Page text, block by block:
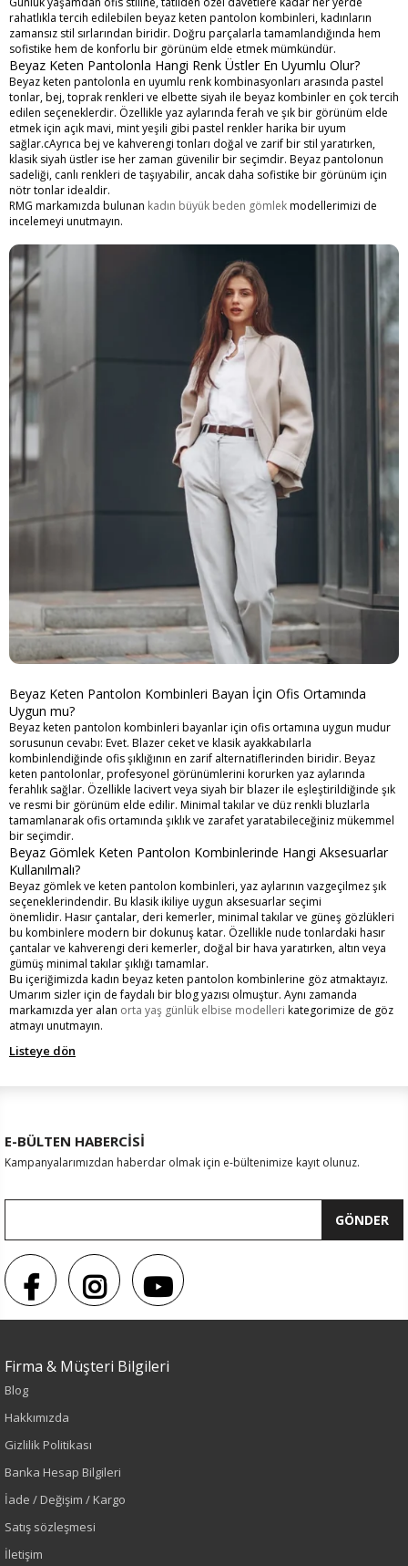
rahatlıkla tercih edilebilen beyaz keten pantolon kombinleri, kadınların
zamansız stil sırlarından biridir. Doğru parçalarla tamamlandığında hem
sofistike hem de konforlu bir görünüm elde etmek mümkündür.
Beyaz Keten Pantolonla Hangi Renk Üstler En Uyumlu Olur?
Beyaz keten pantolonla en uyumlu renk kombinasyonları arasında pastel
tonlar, bej, toprak renkleri ve elbette siyah ile beyaz kombinler en çok tercih
edilen seçeneklerdir. Özellikle yaz aylarında ferah ve şık bir görünüm elde
etmek için açık mavi, mint yeşili gibi pastel renkler harika bir uyum
sağlar.cAyrıca bej ve kahverengi tonları doğal ve zarif bir stil yaratırken,
klasik siyah üstler ise her zaman güvenilir bir seçimdir. Beyaz pantolonun
sadeliği, canlı renkleri de taşıyabilir, ancak daha sofistike bir görünüm için
nötr tonlar idealdir.
RMG markamızda bulunan kadın büyük beden gömlekmodellerimizi de
incelemeyi unutmayın.
Beyaz Keten Pantolon Kombinleri Bayan İçin Ofis Ortamında
Uygun mu?
Beyaz keten pantolon kombinleri bayanlar için ofis ortamına uygun mudur
sorusunun cevabı: Evet. Blazer ceket ve klasik ayakkabılarla
kombinlendiğinde ofis şıklığının en zarif alternatiflerinden biridir. Beyaz
keten pantolonlar, profesyonel görünümlerini korurken yaz aylarında
ferahlık sağlar. Özellikle lacivert veya siyah bir blazer ile eşleştirildiğinde şık
ve resmi bir görünüm elde edilir. Minimal takılar ve düz renkli bluzlarla
tamamlanarak ofis ortamında şıklık ve zarafet yaratabileceğiniz mükemmel
bir seçimdir.
Beyaz Gömlek Keten Pantolon Kombinlerinde Hangi Aksesuarlar
Kullanılmalı?
Beyaz gömlek ve keten pantolon kombinleri, yaz aylarının vazgeçilmez şık
seçeneklerindendir. Bu klasik ikiliye uygun aksesuarlar seçimi
önemlidir. Hasır çantalar, deri kemerler, minimal takılar ve güneş gözlükleri
bu kombinlere modern bir dokunuş katar. Özellikle nude tonlardaki hasır
çantalar ve kahverengi deri kemerler, doğal bir hava yaratırken, altın veya
gümüş minimal takılar şıklığı tamamlar.
Bu içeriğimizda kadın beyaz keten pantolon kombinlerine göz atmaktayız.
Umarım sizler için de faydalı bir blog yazısı olmuştur. Aynı zamanda
markamızda yer alan orta yaş günlük elbise modelleri kategorimize de göz
atmayı unutmayın.
Listeye dön
E-BÜLTEN HABERCİSİ
Kampanyalarımızdan haberdar olmak için e-bültenimize kayıt olunuz.
GÖNDER
Firma & Müşteri Bilgileri
Blog
Hakkımızda
Gizlilik Politikası
Banka Hesap Bilgileri
İade / Değişim / Kargo
Satış sözleşmesi
İletişim